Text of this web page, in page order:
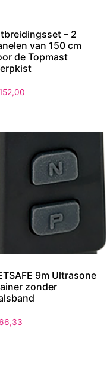
– 2
van 150 cm
de Topmast
9m Ultrasone
zonder
66,33